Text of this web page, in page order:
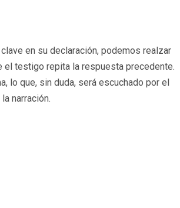
en su declaración, podemos realzar
el testigo repita la respuesta precedente.
lo que, sin duda, será escuchado por el
narración.